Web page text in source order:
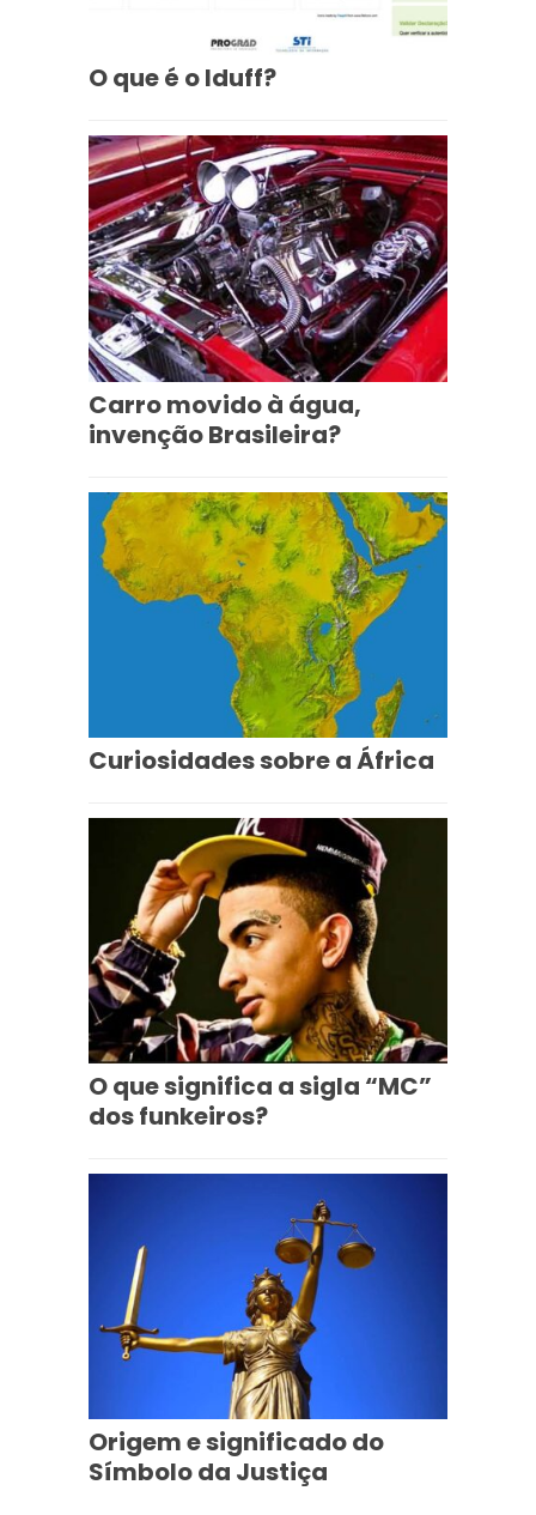
O que é o Iduff?
Carro movido à água,
invenção Brasileira?
Curiosidades sobre a África
O que significa a sigla “MC”
dos funkeiros?
Origem e significado do
Símbolo da Justiça